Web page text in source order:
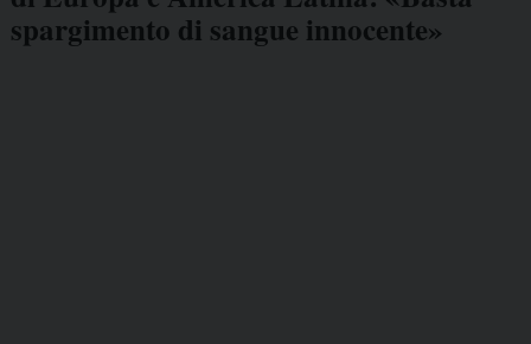
spargimento di sangue innocente»